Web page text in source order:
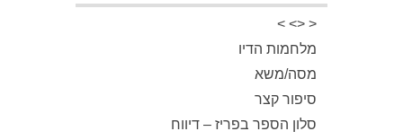
< <> >
מלחמות הדיו
מסה/משא
סיפור קצר
סלון הספר בפריז – דיווח